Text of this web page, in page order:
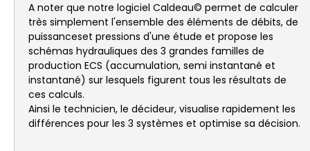
A noter que notre logiciel Caldeau© permet de calculer
très simplement l'ensemble des éléments de débits, de
puissanceset pressions d'une étude et propose les
schémas hydrauliques des 3 grandes familles de
production ECS (accumulation, semi instantané et
instantané) sur lesquels figurent tous les résultats de
ces calculs.
Ainsi le technicien, le décideur, visualise rapidement les
différences pour les 3 systèmes et optimise sa décision.